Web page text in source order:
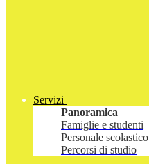
Servizi
Panoramica
Famiglie e studenti
Personale scolastico
Percorsi di studio